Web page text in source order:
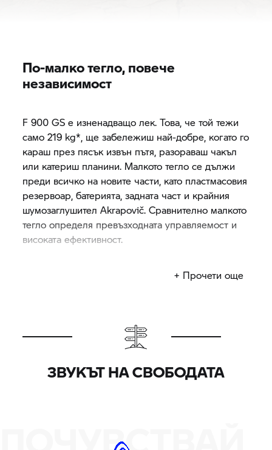
По-малко тегло, повече
независимост
F 900 GS е изненадващо лек. Това, че той тежи
само 219 kg*, ще забележиш най-добре, когато го
караш през пясък извън пътя, разораваш чакъл
или катериш планини. Малкото тегло се дължи
преди всичко на новите части, като пластмасовия
резервоар, батерията, задната част и крайния
шумозаглушител Akrapovič. Сравнително малкото
тегло определя превъзходната управляемост и
високата ефективност.
+ Прочети още
ЗВУКЪТ НА СВОБОДАТА